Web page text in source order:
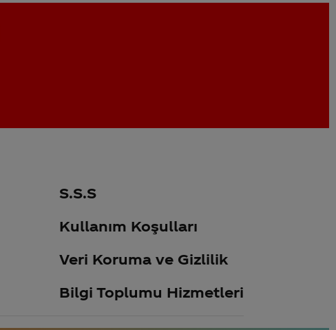
S.S.S
Kullanım Koşulları
Veri Koruma ve Gizlilik
Bilgi Toplumu Hizmetleri